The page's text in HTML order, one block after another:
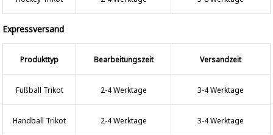
Expressversand
Produkttyp Bearbeitungszeit Versandzeit
Fußball Trikot 2-4 Werktage 3-4 Werktage
Handball Trikot 2-4 Werktage 3-4 Werktage